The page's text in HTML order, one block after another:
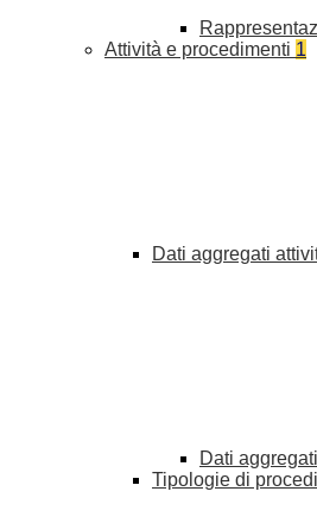
Attività e procedimenti 1
Dati aggregati
Dati
Tipologie di